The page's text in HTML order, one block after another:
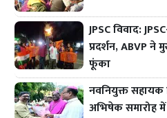
JPSC विवाद:
प्रदर्शन, ABVP ने
फूंका
नवनियुक्त
अभिषेक समारोह